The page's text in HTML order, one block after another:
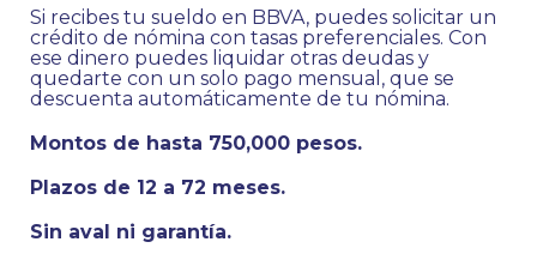
Si recibes tu sueldo en BBVA, puedes solicitar un
crédito de nómina con tasas preferenciales. Con
ese dinero puedes liquidar otras deudas y
quedarte con un solo pago mensual, que se
descuenta automáticamente de tu nómina.
Montos de hasta 750,000 pesos.
Plazos de 12 a 72 meses.
Sin aval ni garantía.